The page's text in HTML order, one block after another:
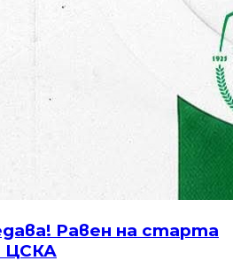
Равен на старта
ЦСКА